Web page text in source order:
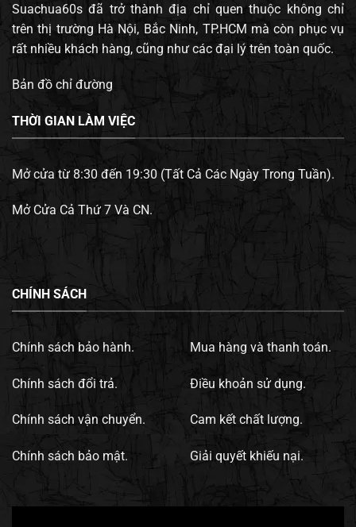
Suachua60s đã trở thành địa chỉ quen thuộc không chỉ
trên thị trường Hà Nội, Bắc Ninh, TP.HCM mà còn phục vụ
rất nhiều khách hàng, cũng như các đại lý trên toàn quốc.
Bản đồ chỉ đường
THỜI GIAN LÀM VIỆC
Mở cửa từ 8:30 đến 19:30 (Tất Cả Các Ngày Trong Tuần).
Mở Cửa Cả Thứ 7 Và CN.
CHÍNH SÁCH
Chính sách bảo hành.
Chính sách đổi trả.
Chính sách vận chuyển.
Chính sách bảo mật.
Mua hàng và thanh toán.
Điều khoản sử dụng.
Cam kết chất lượng.
Giải quyết khiếu nại.